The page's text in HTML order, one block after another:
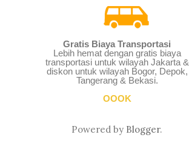
Gratis Biaya Transportasi
Lebih hemat dengan gratis biaya
transportasi untuk wilayah Jakarta &
diskon untuk wilayah Bogor, Depok,
Tangerang & Bekasi.
OOOK
Powered by Blogger.